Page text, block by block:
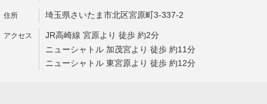
埼玉県さいたま市北区宮原町3-337-2
JR高崎線 宮原より 徒歩 約2分
ニューシャトル 加茂宮より 徒歩 約11分
ニューシャトル 東宮原より 徒歩 約12分